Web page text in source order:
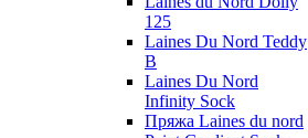
125
Laines Du Nord Teddy
B
Laines Du Nord
Infinity Sock
Пряжа Laines du nord